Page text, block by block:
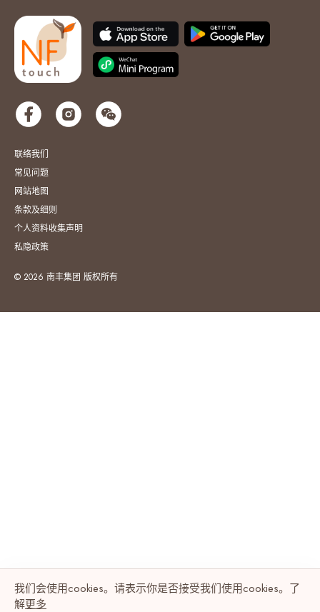
联络我们
常见问题
网站地图
条款及细则
个人资料收集声明
私隐政策
© 2026 南丰集团 版权所有
我们会使用cookies。请表示你是否接受我们使用cookies。了
解更多